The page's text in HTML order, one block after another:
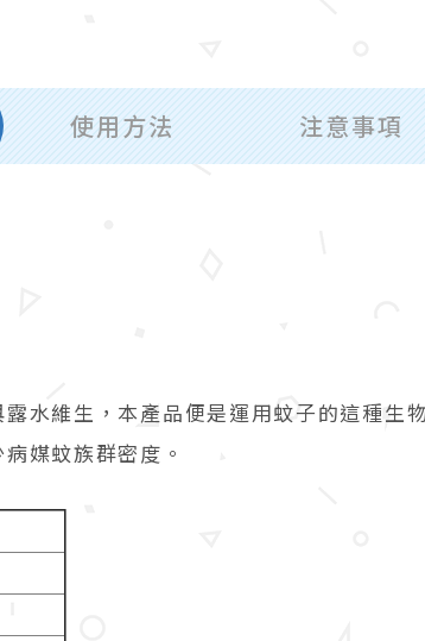
使用方法 注意事項
水維生，本產品便是運用蚊子的這種生
媒蚊族群密度。